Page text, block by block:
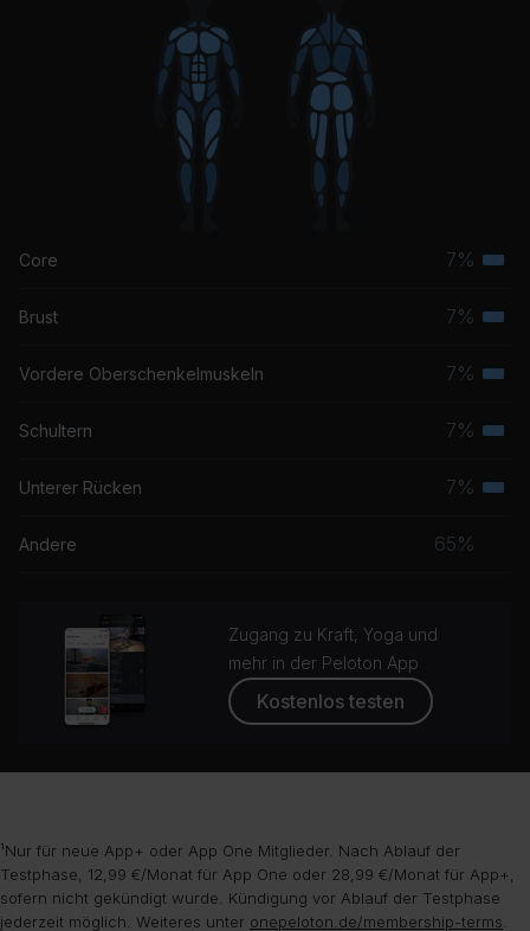
Core 7%
Brust 7%
Vordere Oberschenkelmuskeln 7%
Schultern 7%
Unterer Rücken 7%
Andere 65%
Zugang zu Kraft, Yoga und
mehr in der Peloton App
Kostenlos testen
¹Nur für neue App+ oder App One Mitglieder. Nach Ablauf der
Testphase, 12,99 €/Monat für App One oder 28,99 €/Monat für App+,
sofern nicht gekündigt wurde. Kündigung vor Ablauf der Testphase
jederzeit möglich. Weiteres unter onepeloton.de/membership-terms